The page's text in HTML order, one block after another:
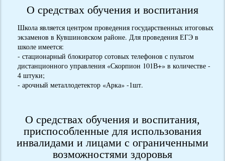
О средствах обучения и воспитания
Школа является центром проведения государственных итоговых
экзаменов в Кувшиновском районе. Для проведения ЕГЭ в
школе имеется:
- стационарный блокиратор сотовых телефонов с пультом
дистанционного управления «Скорпион 101В+» в количестве -
4 штуки;
- арочный металлодетектор «Арка» -1шт.
О средствах обучения и воспитания,
приспособленные для использования
инвалидами и лицами с ограниченными
возможностями здоровья